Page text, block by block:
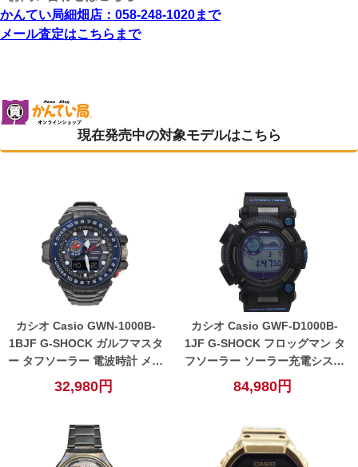
かんてい局細畑店：058-248-1020まで
メール査定はこちら まで
現在発売中の対象モデルはこちら
カシオ Casio GWN-1000B-
1BJF G-SHOCK ガルフマスタ
ー タフソーラー 電波時計 メン
ズ 腕時計 ネイビー 【中古】
32,980円
カシオ Casio GWF-D1000B-
1JF G-SHOCK フロッグマン タ
フソーラー ソーラー充電システ
ム 電波時計 メンズ 腕時計 ブラ
ック 【中古】
84,980円